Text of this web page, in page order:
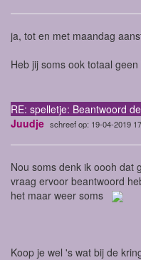
ja, tot en met maandag
Heb jij soms ook totaal
RE: spelletje: Beantwoord
Juudje schreef op: 19-04-2019
Nou soms denk ik oooh dat
vraag ervoor beantwoord
het maar weer soms
Koop je wel 's wat bij de